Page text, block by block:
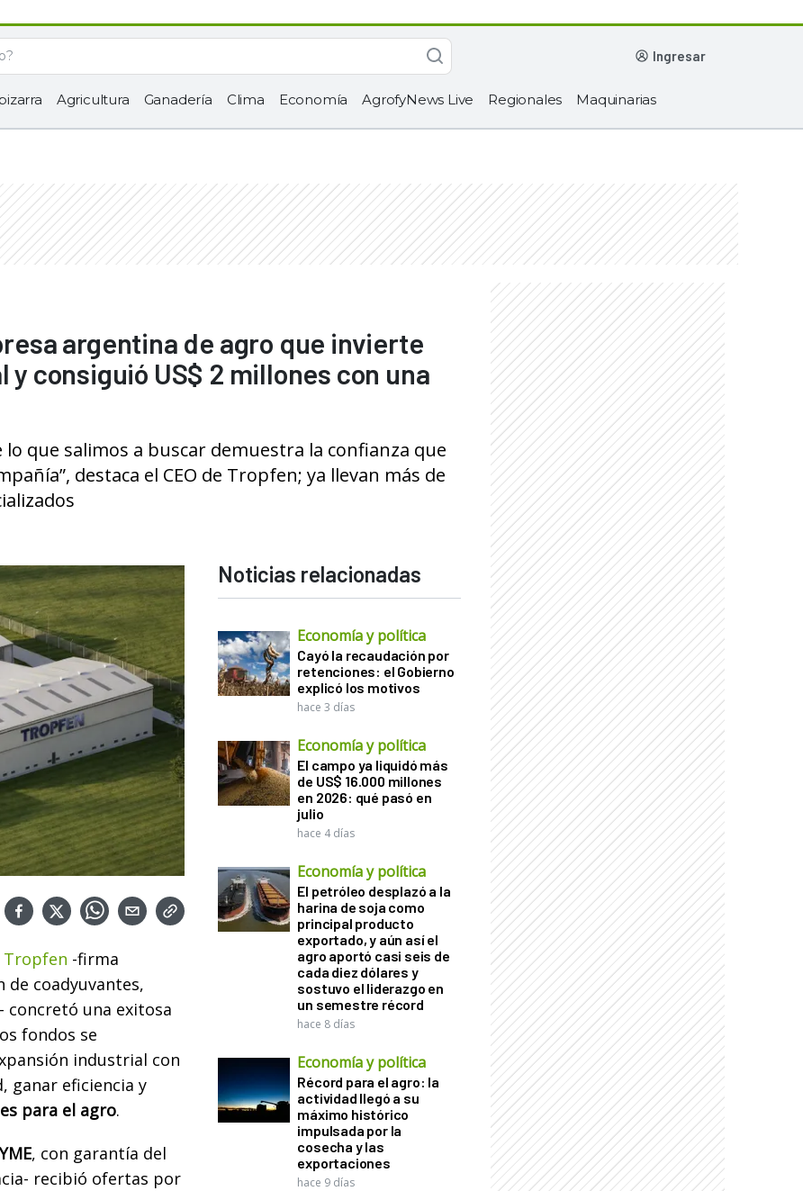
ingresar
Agricultura Ganadería Clima Economía AgrofyNews Live Regionales Maquinarias
argentina de agro que invierte
consiguió US$ 2 millones con una
que salimos a buscar demuestra la confianza que
destaca el CEO de Tropfen; ya llevan más de
Tropfen -firma
de coadyuvantes,
una exitosa
fondos se
industrial con
ganar eficiencia y
para el agro.
, con garantía del
recibió ofertas por
Noticias relacionadas
Economía y política
Cayó la recaudación por
retenciones: el Gobierno
explicó los motivos
hace 3 días
Economía y política
El campo ya liquidó más
de US$ 16.000 millones
en 2026: qué pasó en
julio
hace 4 días
Economía y política
El petróleo desplazó a la
harina de soja como
principal producto
exportado, y aún así el
agro aportó casi seis de
cada diez dólares y
sostuvo el liderazgo en
un semestre récord
hace 8 días
Economía y política
Récord para el agro: la
actividad llegó a su
máximo histórico
impulsada por la
cosecha y las
exportaciones
hace 9 días